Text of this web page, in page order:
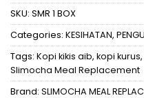
SKU: SMR 1 BOX
Categories: KESIHATAN,
Tags: Kopi kikis aib, kopi kurus,
Slimocha Meal Replacement
Brand: SLIMOCHA MEAL